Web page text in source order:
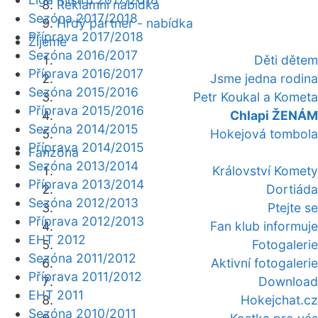
Reklamní nabídka
Hrdý partner - nabídka
Žijeme
Děti dětem
Jsme jedna rodina
Petr Koukal a Kometa
Chlapi ŽENÁM
Hokejová tombola
Fanzóna
Království Komety
Dortiáda
Ptejte se
Fan klub informuje
Fotogalerie
Aktivní fotogalerie
Download
Hokejchat.cz
Sezóna 2017/2018
Příprava 2017/2018
Sezóna 2016/2017
Příprava 2016/2017
Sezóna 2015/2016
Příprava 2015/2016
Sezóna 2014/2015
Příprava 2014/2015
Sezóna 2013/2014
Příprava 2013/2014
Sezóna 2012/2013
Příprava 2012/2013
EHT 2012
Sezóna 2011/2012
Příprava 2011/2012
EHT 2011
Sezóna 2010/2011